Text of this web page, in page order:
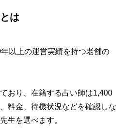
は
以上の運営実績を持つ老舗の
おり、在籍する占い師は1,400
料金、待機状況などを確認しな
生を選べます。